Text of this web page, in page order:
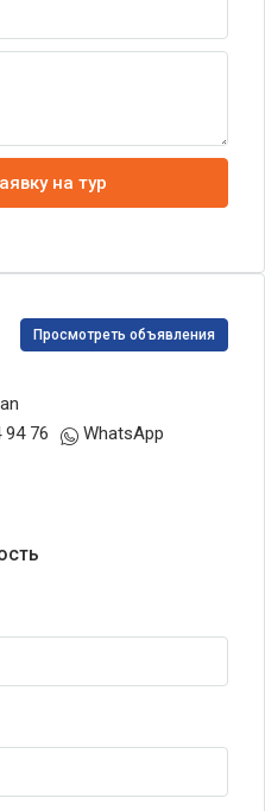
на тур
Просмотреть объявления
94 76
WhatsApp